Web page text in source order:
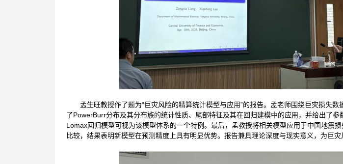
孟生旺教授作了题为“巨灾风险的精算统计模型与应用”的报告。孟老师围绕巨灾损失
了PowerBurr分布及其分布族的统计性质、尾部特征及其在回归建模中的应用，并给出了
Lomax回归模型可视为该模型体系的一个特例。最后，孟教授将相关模型应用于中国地震
比较，结果表明新模型在预测精度上具有明显优势。报告兼具理论深度与现实意义，为巨灾